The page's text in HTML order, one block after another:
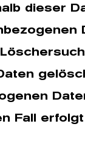
dieser
Fall